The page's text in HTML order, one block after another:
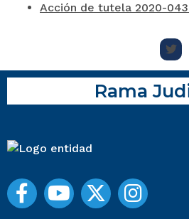
Acción de tutela 2020-
Rama